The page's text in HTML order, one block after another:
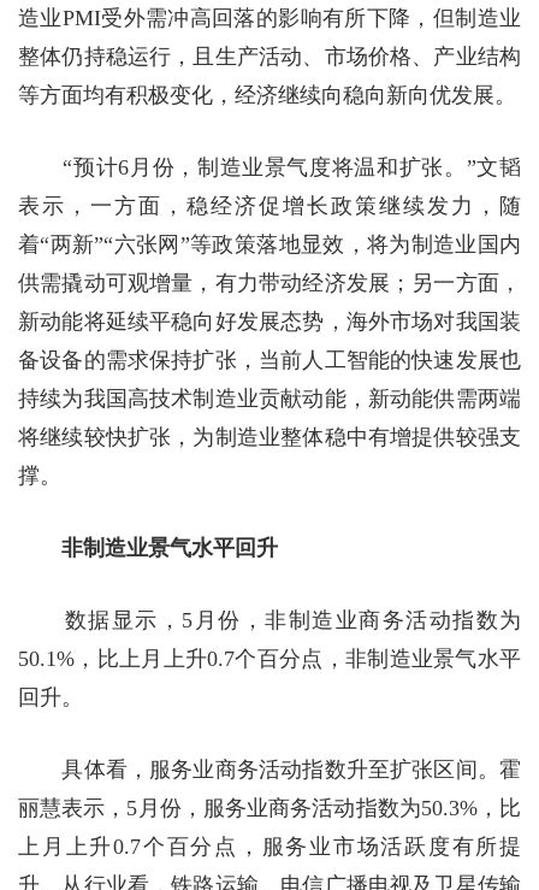
造业PMI受外需冲高回落的影响有所下降，但制造业
整体仍持稳运行，且生产活动、市场价格、产业结构
等方面均有积极变化，经济继续向稳向新向优发展。
“预计6月份，制造业景气度将温和扩张。”文韬
表示，一方面，稳经济促增长政策继续发力，随
着“两新”“六张网”等政策落地显效，将为制造业国内
供需撬动可观增量，有力带动经济发展；另一方面，
新动能将延续平稳向好发展态势，海外市场对我国装
备设备的需求保持扩张，当前人工智能的快速发展也
持续为我国高技术制造业贡献动能，新动能供需两端
将继续较快扩张，为制造业整体稳中有增提供较强支
撑。
非制造业景气水平回升
数据显示，5月份，非制造业商务活动指数为
50.1%，比上月上升0.7个百分点，非制造业景气水平
回升。
具体看，服务业商务活动指数升至扩张区间。霍
丽慧表示，5月份，服务业商务活动指数为50.3%，比
上月上升0.7个百分点，服务业市场活跃度有所提
升。从行业看，铁路运输、电信广播电视及卫星传输